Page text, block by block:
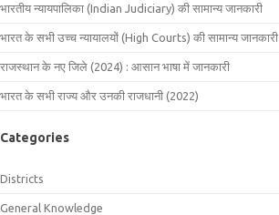
भारतीय न्यायपालिका (Indian Judiciary) की सामान्य जानकारी
भारत के सभी उच्च न्यायालयों (High Courts) की सामान्य जानकारी
राजस्थान के नए जिले (2024) : आसान भाषा में जानकारी
भारत के सभी राज्य और उनकी राजधानी (2022)
Categories
Districts
General Knowledge